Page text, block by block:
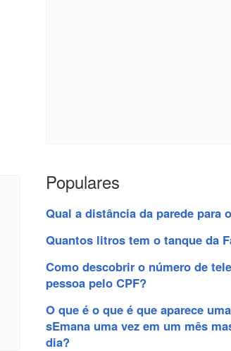
Populares
Qual a distância da parede para
Quantos litros tem o tanque da
Como descobrir o número de
pessoa pelo CPF?
O que é o que é que aparece
sEmana uma vez em um mês
dia?